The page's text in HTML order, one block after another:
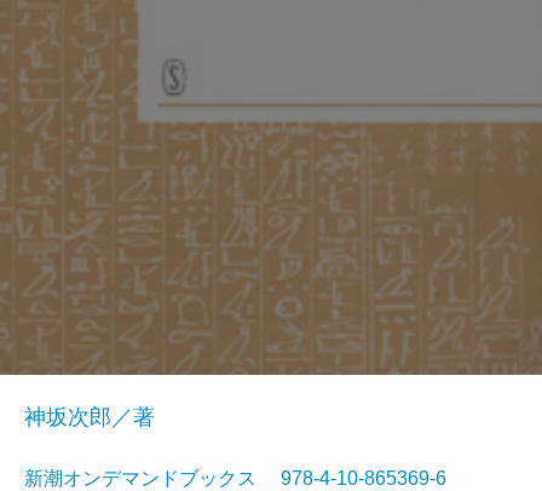
神坂次郎／著
新潮オンデマンドブックス 978-4-10-865369-6